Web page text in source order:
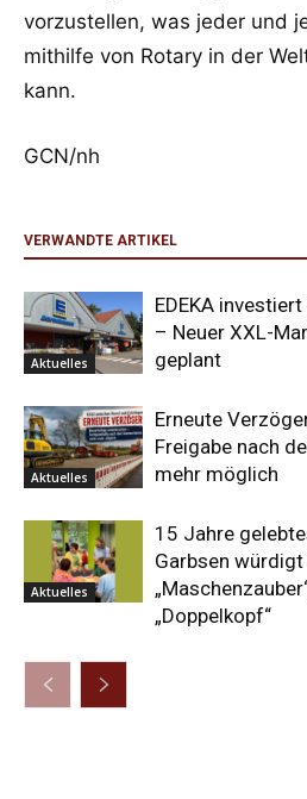
vorzustellen, was jeder und
mithilfe von Rotary in der
kann.
GCN/nh
VERWANDTE ARTIKEL
Aktuelles
EDEKA
– Neuer XXL-
geplant
Aktuelles
Erneute
Freigabe nach
mehr möglich
Aktuelles
15 Jahre
Garbsen
„Doppelkopf“